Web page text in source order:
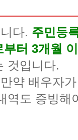
다. 주민등
터 3개월
것입니다.
약 배우자
역도 증빙해